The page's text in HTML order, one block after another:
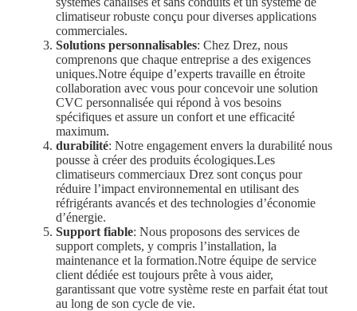
climatiseur robuste conçu pour diverses applications
commerciales.
Solutions personnalisables: Chez Drez, nous
comprenons que chaque entreprise a des exigences
uniques.Notre équipe d’experts travaille en étroite
collaboration avec vous pour concevoir une solution
CVC personnalisée qui répond à vos besoins
spécifiques et assure un confort et une efficacité
maximum.
durabilité: Notre engagement envers la durabilité nous
pousse à créer des produits écologiques.Les
climatiseurs commerciaux Drez sont conçus pour
réduire l’impact environnemental en utilisant des
réfrigérants avancés et des technologies d’économie
d’énergie.
Support fiable: Nous proposons des services de
support complets, y compris l’installation, la
maintenance et la formation.Notre équipe de service
client dédiée est toujours prête à vous aider,
garantissant que votre système reste en parfait état tout
au long de son cycle de vie.